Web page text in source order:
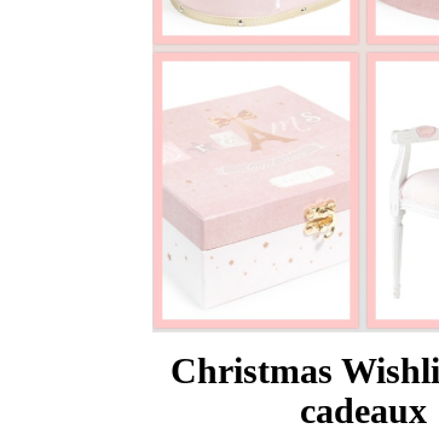
Christmas
cadeaux